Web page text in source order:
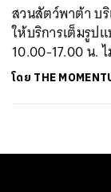
สวนสัตว์พาต้า บ
ให้บริการเต็มรูป
10.00-17.00 น.
โดย THE